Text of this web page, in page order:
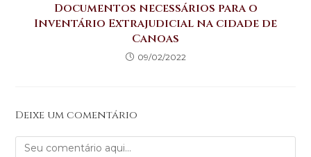
Documentos necessários para o
Inventário Extrajudicial na cidade de
Canoas
09/02/2022
Deixe um comentário